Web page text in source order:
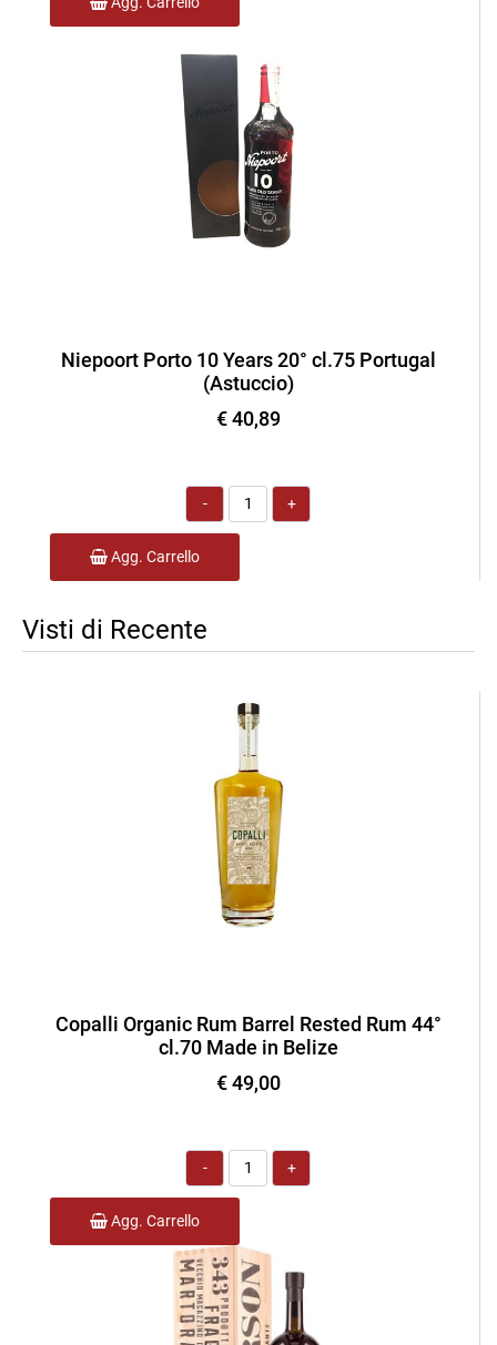
Niepoort Porto 10 Years 20° cl.75 Portugal
(Astuccio)
€ 40,89
Quantità
Agg. Carrello
Visti di Recente
Copalli Organic Rum Barrel Rested Rum 44°
cl.70 Made in Belize
€ 49,00
Quantità
Agg. Carrello